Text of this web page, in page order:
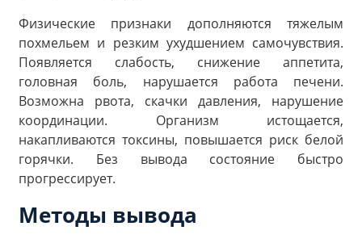
Физические признаки дополняются тяжелым
похмельем и резким ухудшением самочувствия.
Появляется слабость, снижение аппетита,
головная боль, нарушается работа печени.
Возможна рвота, скачки давления, нарушение
координации. Организм истощается,
накапливаются токсины, повышается риск белой
горячки. Без вывода состояние быстро
прогрессирует.
Методы вывода